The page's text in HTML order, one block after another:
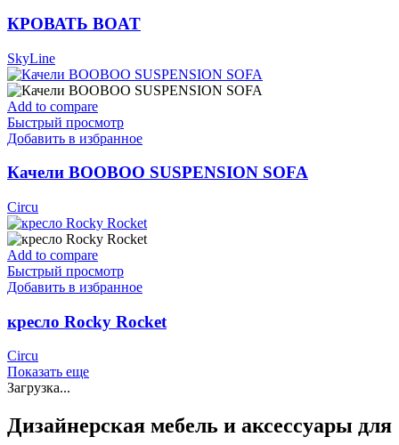
КРОВАТЬ BOAT
SkyLine
Add to compare
Быстрый просмотр
Добавить в избранное
Качели BOOBOO SUSPENSION SOFA
Circu
Add to compare
Быстрый просмотр
Добавить в избранное
кресло Rocky Rocket
Circu
Показать еще
Загрузка...
Дизайнерская мебель и аксессуары для